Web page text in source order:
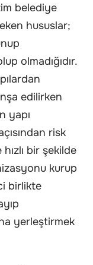
belediye
hususlar;
olmadığıdır.
edilirken
yapı
risk
bir şekilde
kurup
birlikte
yerleştirmek